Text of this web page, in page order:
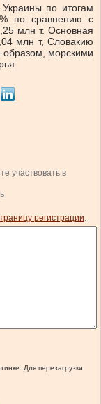
по итогам
по сравнению с
млн т. Основная
млн т, Словакию
морскими
участвовать в
регистрации.
Для перезагрузки